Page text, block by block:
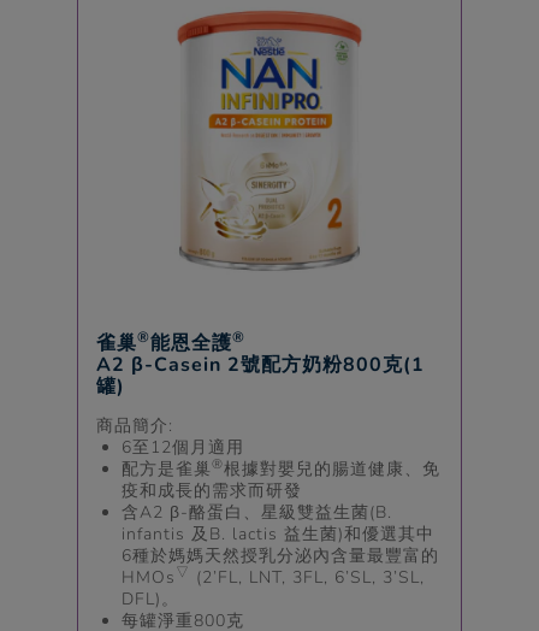
雀巢®能恩全護®
A2 β-Casein 2號配方奶粉800克(1
罐)
商品簡介:
6至12個月適用
配方是雀巢®根據對嬰兒的腸道健康、免
疫和成長的需求而研發
含A2 β-酪蛋白、星級雙益生菌(B.
infantis 及B. lactis 益生菌)和優選其中
6種於媽媽天然授乳分泌內含量最豐富的
HMOs ▽ (2’FL, LNT, 3FL, 6’SL, 3’SL,
DFL)。
每罐淨重800克